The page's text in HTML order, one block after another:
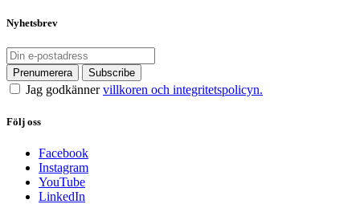
Nyhetsbrev
Jag godkännervillkoren och integritetspolicyn.
Följ oss
Facebook
Instagram
YouTube
LinkedIn